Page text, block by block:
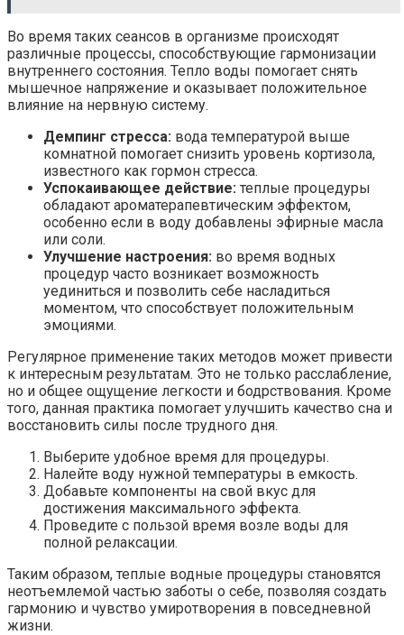
Во время таких сеансов в организме происходят
различные процессы, способствующие гармонизации
внутреннего состояния. Тепло воды помогает снять
мышечное напряжение и оказывает положительное
влияние на нервную систему.
Демпинг стресса: вода температурой выше
комнатной помогает снизить уровень кортизола,
известного как гормон стресса.
Успокаивающее действие: теплые процедуры
обладают ароматерапевтическим эффектом,
особенно если в воду добавлены эфирные масла
или соли.
Улучшение настроения: во время водных
процедур часто возникает возможность
уединиться и позволить себе насладиться
моментом, что способствует положительным
эмоциями.
Регулярное применение таких методов может привести
к интересным результатам. Это не только расслабление,
но и общее ощущение легкости и бодрствования. Кроме
того, данная практика помогает улучшить качество сна и
восстановить силы после трудного дня.
Выберите удобное время для процедуры.
Налейте воду нужной температуры в емкость.
Добавьте компоненты на свой вкус для
достижения максимального эффекта.
Проведите с пользой время возле воды для
полной релаксации.
Таким образом, теплые водные процедуры становятся
неотъемлемой частью заботы о себе, позволяя создать
гармонию и чувство умиротворения в повседневной
жизни.